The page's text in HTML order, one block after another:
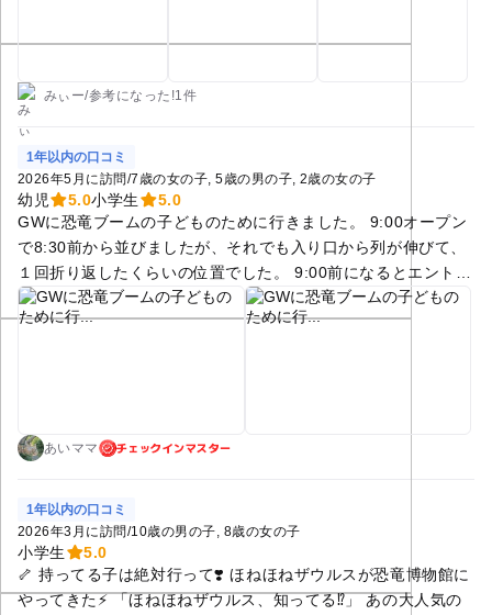
まりストレスにはなりまそんでした。館内は、展示はもんちろ
遊びきれないくらいの広さでした。別のエリアには化石発掘体
験ができたり、また別のエリアではちょっとした遊園地みたい
なエリアもあり、楽しめるところがたくさんありました。野外
化石発掘体験は、バスで移動するエリアですが、定員オーバー
のため、行けませんでした。お昼は、レストランもありますが
屋外にたくさんのキッチンカーもでており、好きなものを簡単
にパクっと食べれて、並ばずにお腹が満たされました。また機
会があれば行きたいです。
みぃー/参考になった!1件
1年以内の口コミ
2026年5月に訪問/7歳の女の子 5歳の男の子 2歳の女の子
幼児 5.0小学生
5.0
GWに恐竜ブームの子どものために行きました。 9:00オープン
で8:30前から並びましたが、それでも入り口から列が伸びて、
１回折り返したくらいの位置でした。 9:00前になるとエントラ
ンスまでギリギリ入れました。 エスカレーターに乗った際の景
色もよく、ワクワクドキドキしました💓 エスカレーターを降り
なく遊べず、我が家には刺さらず。 お土産コーナーの男性スタ
のお土産コーナーは人がたくさんいたので寄りませんでした。
博物館内レストランは順番待ちのQRコードが提示されていたの
で、先に読ませてから周るのも手かな？ 外のレストランは席が
少なく無理でした💦 (公園内の出店で購入しましたが割高で
す。でも可愛いし美味しかったです😋)
あいママ チェックインマスター
1年以内の口コミ
2026年3月に訪問/10歳の男の子 8歳の女の子
小学生
5.0
🦴 持ってる子は絶対行って❣️ ほねほねザウルスが恐竜博物館に
やってきた⚡️ 「ほねほねザウルス、知ってる⁉️」 あの大人気の